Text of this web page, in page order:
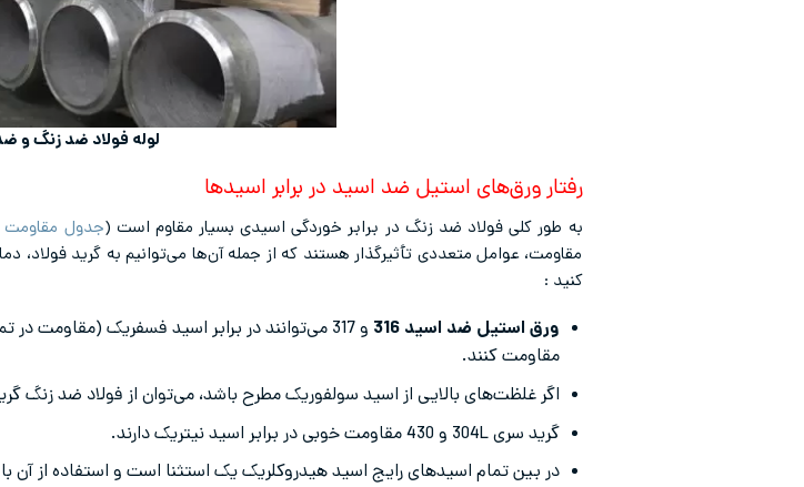
لوله فولاد ضد زنگ و
رفتار ورق‌های استیل ضد اسید در برابر اسیدها
به‌ طور کلی فولاد ضد زنگ در برابر خوردگی اسیدی بسیار مقاوم است (جدول مقاومت
مقاومت، عوامل متعددی تأثیرگذار هستند که از جمله آن‌ها می‌توانیم به گرید
کنید :
ورق استیل ضد اسید 316
مقاومت کنند.
اگر غلظت‌های بالایی از اسید سولفوریک مطرح باشد، می‌توان از فولاد ضد زنگ گرید 904 بهره
گرید سری 304L و 430 مقاومت خوبی در برابر اسید نیتریک دارند.